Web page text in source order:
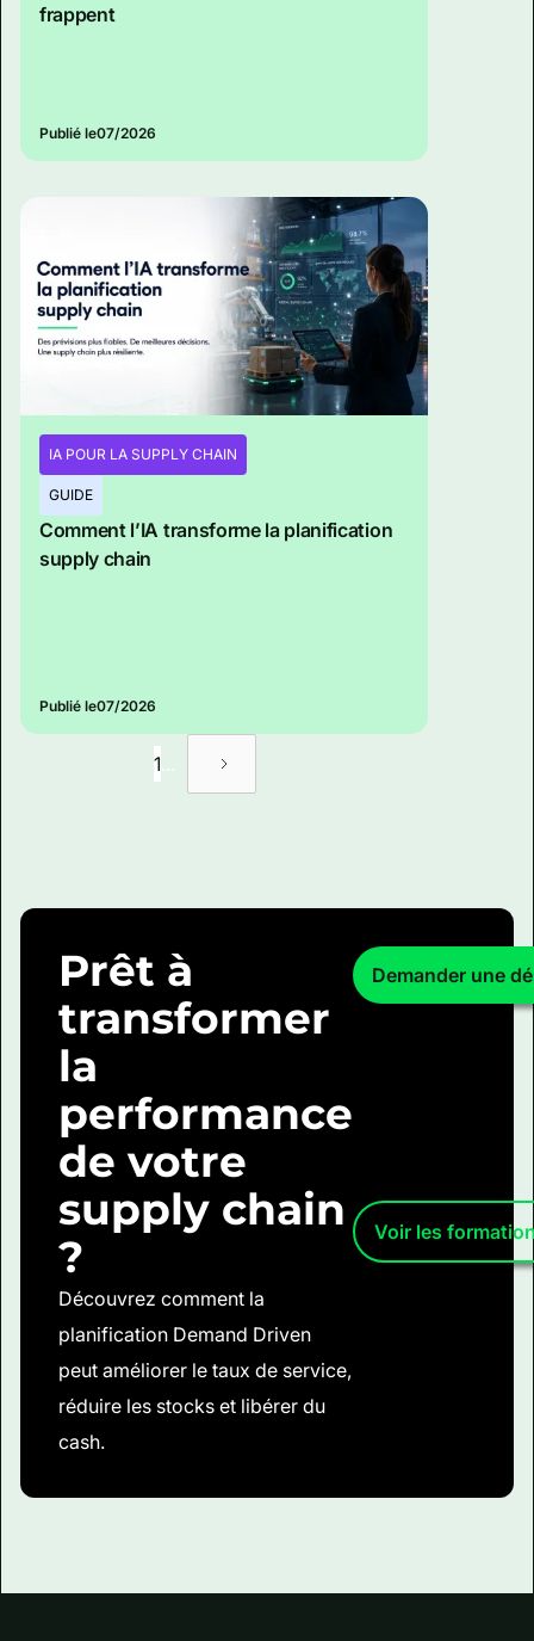
frappent
Publié le07/2026
IA POUR LA SUPPLY CHAIN
GUIDE
Comment l’IA transforme la planification
supply chain
Publié le07/2026
1...
Prêt à
transformer
la
performance
de votre
supply chain
?
Découvrez comment la
planification Demand Driven
peut améliorer le taux de service,
réduire les stocks et libérer du
cash.
Demander une
Voir les